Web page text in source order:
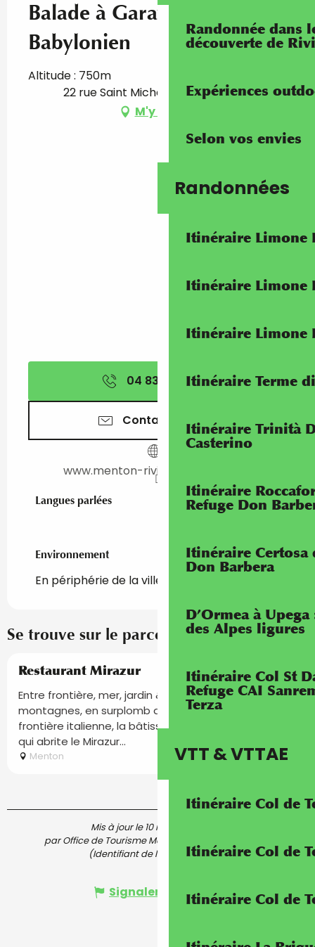
Randonnée dans
découverte de
Expériences
Selon vos envies
Randonnées
Itinéraire Limone
Itinéraire Limone
Itinéraire Limone
Itinéraire Terme
Itinéraire Trinità
Casterino
Itinéraire
Refuge Don
Itinéraire Certosa
Don Barbera
D’Ormea à
des Alpes ligures
Itinéraire Col St
Refuge CAI
Terza
VTT & VTTAE
Itinéraire Col de
Itinéraire Col de
Itinéraire Col de
Balade à Garavan - Le rêve
Babylonien
Altitude : 750m
22 rue Saint Michel, 06500 Menton
M'y rendre
04 83 93 70▒▒
Contactez-nous
www.menton-riviera-merveilles.fr
Langues parlées
Langues parlées
Environnement
Environnement
En périphérie de la ville
Se trouve sur le parcours de...
Restaurant Mirazur
Entre frontière, mer, jardin & montagnes, au pied des
montagnes, en surplomb de la mer à 2 pas de la
frontière italienne, la bâtisse années 30 en rotonde
qui abrite le Mirazur...
Menton
Mis à jour le 10 mai 2024 à 12:15
par Office de Tourisme Menton, Riviera & Merveilles
(Identifiant de l'offre :
5797966)
Signaler une erreur